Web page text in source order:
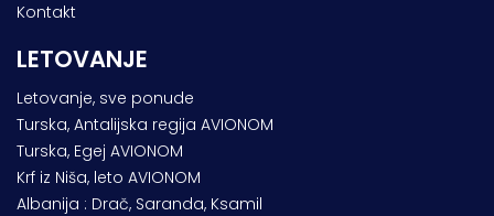
Kontakt
LETOVANJE
Letovanje, sve ponude
Turska, Antalijska regija AVIONOM
Turska, Egej AVIONOM
Krf iz Niša, leto AVIONOM
Albanija : Drač, Saranda, Ksamil